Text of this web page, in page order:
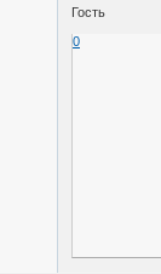
Гость
0